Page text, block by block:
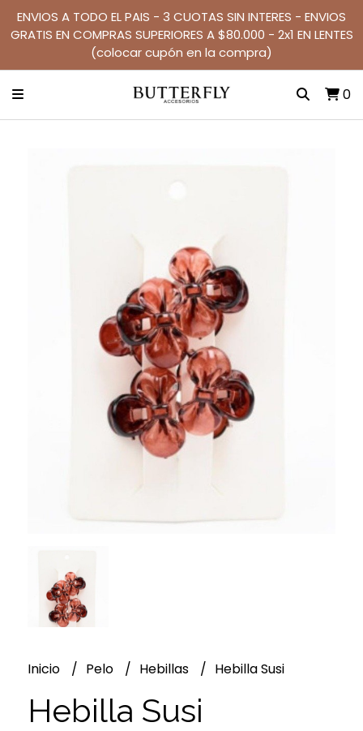
ENVIOS A TODO EL PAIS - 3 CUOTAS SIN INTERES - ENVIOS
GRATIS EN COMPRAS SUPERIORES A $80.000 - 2x1 EN LENTES
(colocar cupón en la compra)
0
Inicio Pelo Hebillas Hebilla Susi
Hebilla Susi